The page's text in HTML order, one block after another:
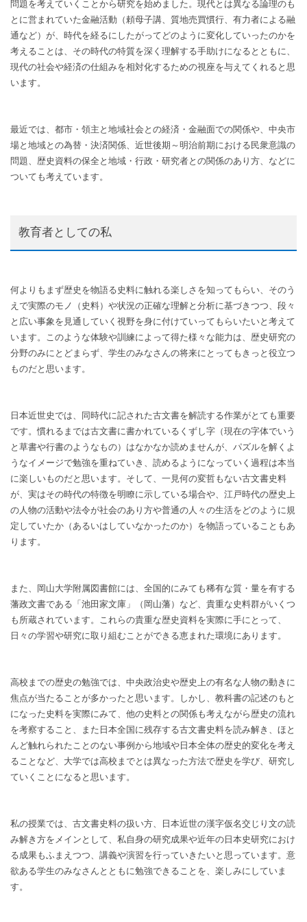
問題を考えていくことから研究を始めました。現代とは異なる論理のも
とに営まれていた金融活動（頼母子講、質地売買慣行、有力者による融
通など）が、時代を経るにしたがってどのように変化していったのかを
考えることは、その時代の特質を深く理解する手助けになるとともに、
現代の社会や経済の仕組みを相対化するための視座を与えてくれると思
います。
最近では、都市・領主と地域社会との経済・金融面での関係や、中央市
場と地域との為替・決済関係、近世後期～明治前期における民衆意識の
問題、歴史資料の保全と地域・行政・研究者との関係のあり方、などに
ついても考えています。
教育者としての私
何よりもまず歴史を物語る史料に触れる楽しさを知ってもらい、そのう
えで実際のモノ（史料）や状況の正確な理解と分析に基づきつつ、段々
と広い事象を見通していく視野を身に付けていってもらいたいと考えて
います。このような体験や訓練によって得た様々な能力は、歴史研究の
分野のみにとどまらず、学生のみなさんの将来にとってもきっと役立つ
ものだと思います。
日本近世史では、同時代に記された古文書を解読する作業がとても重要
です。慣れるまでは古文書に書かれているくずし字（現在の字体でいう
と草書や行書のようなもの）はなかなか読めませんが、パズルを解くよ
うなイメージで勉強を重ねていき、読めるようになっていく過程は本当
に楽しいものだと思います。そして、一見何の変哲もない古文書史料
が、実はその時代の特徴を明瞭に示している場合や、江戸時代の歴史上
の人物の活動や法令が社会のあり方や普通の人々の生活をどのように規
定していたか（あるいはしていなかったのか）を物語っていることもあ
ります。
また、岡山大学附属図書館には、全国的にみても稀有な質・量を有する
藩政文書である「池田家文庫」（岡山藩）など、貴重な史料群がいくつ
も所蔵されています。これらの貴重な歴史資料を実際に手にとって、
日々の学習や研究に取り組むことができる恵まれた環境にあります。
高校までの歴史の勉強では、中央政治史や歴史上の有名な人物の動きに
焦点が当たることが多かったと思います。しかし、教科書の記述のもと
になった史料を実際にみて、他の史料との関係も考えながら歴史の流れ
を考察すること、また日本全国に残存する古文書史料を読み解き、ほと
んど触れられたことのない事例から地域や日本全体の歴史的変化を考え
ることなど、大学では高校までとは異なった方法で歴史を学び、研究し
ていくことになると思います。
私の授業では、古文書史料の扱い方、日本近世の漢字仮名交じり文の読
み解き方をメインとして、私自身の研究成果や近年の日本史研究におけ
る成果もふまえつつ、講義や演習を行っていきたいと思っています。意
欲ある学生のみなさんとともに勉強できることを、楽しみにしていま
す。